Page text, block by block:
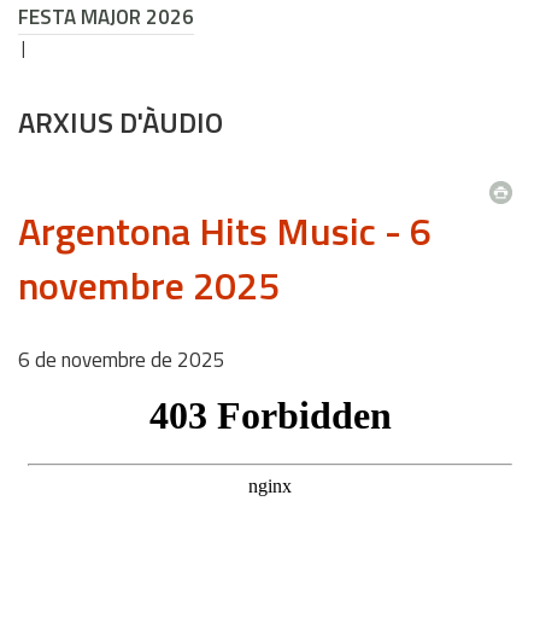
FESTA MAJOR 2026
ARXIUS D'ÀUDIO
Argentona Hits Music - 6
novembre 2025
6denovembrede 2025